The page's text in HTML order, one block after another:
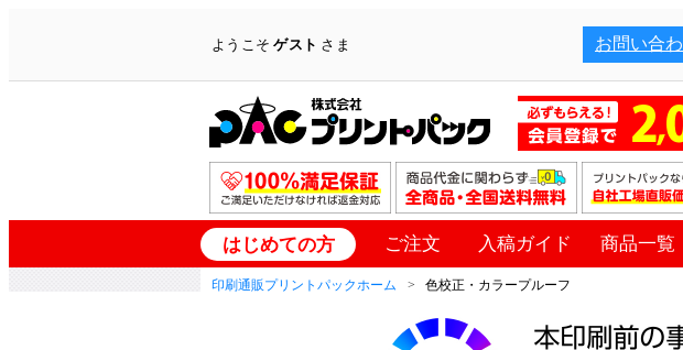
ようこそゲスト さま お問い合
はじめての方 ご注文 入稿ガイド 商品一覧
印刷通販プリントパックホーム 色校正・カラープルーフ